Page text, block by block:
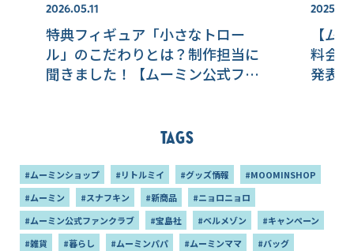
2026.05.11
特典フィギュア「小さなトロー
ル」のこだわりとは？制作担当に
聞きました！【ムーミン公式ファ
【ム
料会
発表
Tags
#ムーミンショップ #リトルミイ #グッズ情報
#MOOMINSHOP
#ムーミン
#スナフキン #新商品
#ニョロニョロ
#ムーミン公式ファンクラブ
#宝島社 #ベルメゾン
#キャンペーン
#雑貨
#暮らし #ムーミンパパ #ムーミンママ
#バッグ